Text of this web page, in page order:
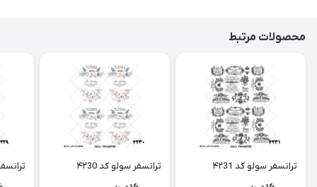
محصولات مرتبط
ترانسفر سولو کد ۴۲31 ترانسفر سولو کد ۴۲30